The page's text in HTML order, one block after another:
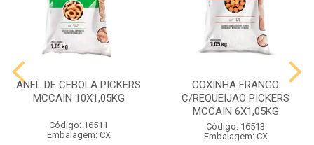
ANEL DE CEBOLA PICKERS
MCCAIN 10X1,05KG
Código: 16511
Embalagem: CX
COXINHA FRANGO
C/REQUEIJAO PICKERS
MCCAIN 6X1,05KG
Código: 16513
Embalagem: CX